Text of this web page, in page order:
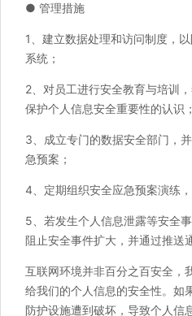
● 管理措施
1、建立数据处理和访问制度，
系统；
2、对员工进行安全教育与培训
保护个人信息安全重要性的认识；
3、成立专门的数据安全部门，
急预案；
4、定期组织安全应急预案演练
5、若发生个人信息泄露等安全
阻止安全事件扩大，并通过推送
互联网环境并非百分之百安全，
给我们的个人信息的安全性。如
防护设施遭到破坏，导致个人信